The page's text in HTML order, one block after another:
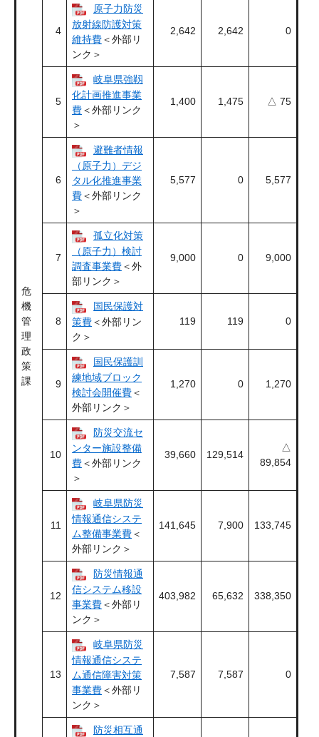
危
機
管
理
政
策
課
4
原子力防災
放射線防護対策
維持費＜外部リ
ンク＞
2,642 2,642 0
5
岐阜県強靱
化計画推進事業
費＜外部リンク
＞
1,400 1,475 △ 75
6
避難者情報
（原子力）デジ
タル化推進事業
費＜外部リンク
＞
5,577 0 5,577
7
孤立化対策
（原子力）検討
調査事業費＜外
部リンク＞
9,000 0 9,000
8
国民保護対
策費＜外部リン
ク＞
119 119 0
9
国民保護訓
練地域ブロック
検討会開催費＜
外部リンク＞
1,270 0 1,270
10
防災交流セ
ンター施設整備
費＜外部リンク
＞
39,660 129,514
△
89,854
11
岐阜県防災
情報通信システ
ム整備事業費＜
外部リンク＞
141,645 7,900 133,745
12
防災情報通
信システム移設
事業費＜外部リ
ンク＞
403,982 65,632 338,350
13
岐阜県防災
情報通信システ
ム通信障害対策
事業費＜外部リ
ンク＞
7,587 7,587 0
防災相互通